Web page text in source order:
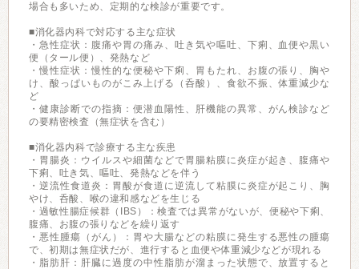
場合も多いため、定期的な検診が重要です。
■消化器内科で対応する主な症状
・急性症状：腹痛や胃の痛み、吐き気や嘔吐、下痢、血便や黒い
便（タール便）、発熱など
・慢性症状：慢性的な便秘や下痢、胃もたれ、お腹の張り、胸や
け、酸っぱいものがこみ上げる（呑酸）、食欲不振、体重減少な
ど
・健康診断での指摘：便潜血陽性、肝機能の異常、がん検診など
の要精密検査（無症状を含む）
■消化器内科で診療する主な疾患
・胃腸炎：ウイルスや細菌などで胃腸粘膜に炎症が起き、腹痛や
下痢、吐き気、嘔吐、発熱などを伴う
・逆流性食道炎：胃酸が食道に逆流して粘膜に炎症が起こり、胸
やけ、呑酸、喉の違和感などを生じる
・過敏性腸症候群（IBS）：検査では異常がないが、便秘や下痢、
腹痛、お腹の張りなどを繰り返す
・悪性腫瘍（がん）：胃や大腸などの粘膜に発生する悪性の腫瘍
で、初期は無症状だが、進行すると血便や体重減少などが現れる
・脂肪肝：肝臓に過度の中性脂肪が溜まった状態で、放置すると